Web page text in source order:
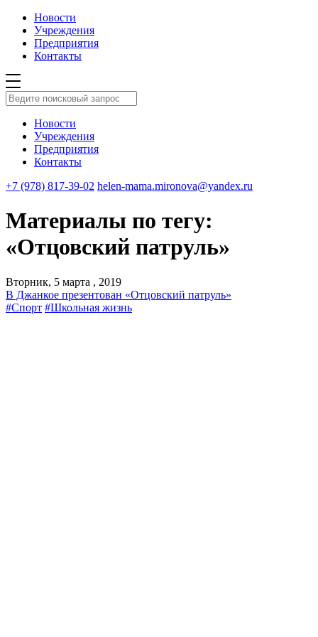
Новости
Учреждения
Предприятия
Контакты
Новости
Учреждения
Предприятия
Контакты
+7 (978) 817-39-02 helen-mama.mironova@yandex.ru
Материалы по тегу:
«Отцовский патруль»
Вторник, 5 марта , 2019
В Джанкое презентован «Отцовский патруль»
#Спорт #Школьная жизнь